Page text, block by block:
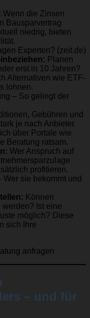
Wenn die Zinsen
Bausparvertrag
niedrig, bieten
Experten? (zeit.de)
Planen
erst in 10 Jahren?
Alternativen wie ETF-
lohnen.
– So gelingt der
Gebühren und
je nach Anbieter.
über Portale wie
Beratung ratsam.
Wer Anspruch auf
profitieren.
sie bekommt und
Können
Ist eine
möglich? Diese
sich Ihre
anfragen
– und für